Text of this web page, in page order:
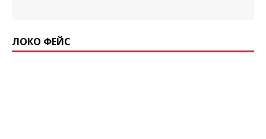
ЛОКО ФЕЙС